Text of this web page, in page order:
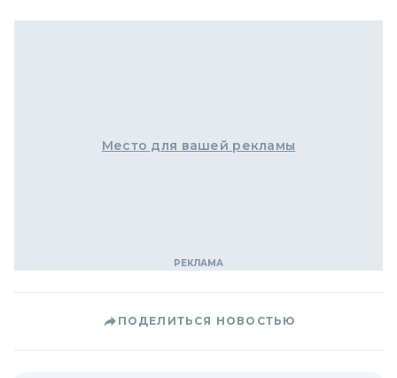
Место для вашей рекламы
ПОДЕЛИТЬСЯ НОВОСТЬЮ